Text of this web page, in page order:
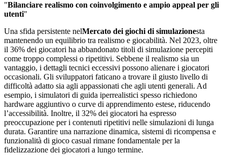
"Bilanciare realismo con coinvolgimento e ampio appeal per gli
utenti"
Una sfida persistente nelMercato dei giochi di simulazionesta
mantenendo un equilibrio tra realismo e giocabilità. Nel 2023, oltre
il 36% dei giocatori ha abbandonato titoli di simulazione percepiti
come troppo complessi o ripetitivi. Sebbene il realismo sia un
vantaggio, i dettagli tecnici eccessivi possono alienare i giocatori
occasionali. Gli sviluppatori faticano a trovare il giusto livello di
difficoltà adatto sia agli appassionati che agli utenti generali. Ad
esempio, i simulatori di guida iperrealistici spesso richiedono
hardware aggiuntivo o curve di apprendimento estese, riducendo
l’accessibilità. Inoltre, il 32% dei giocatori ha espresso
preoccupazione per i contenuti ripetitivi nelle simulazioni di lunga
durata. Garantire una narrazione dinamica, sistemi di ricompensa e
funzionalità di gioco casual rimane fondamentale per la
fidelizzazione dei giocatori a lungo termine.